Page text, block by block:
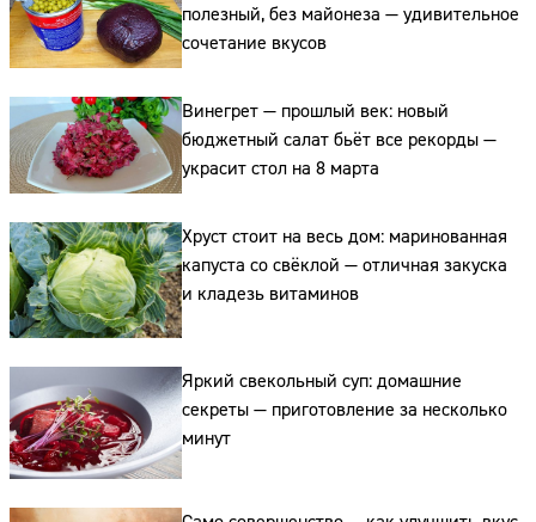
полезный, без майонеза — удивительное
сочетание вкусов
Винегрет — прошлый век: новый
бюджетный салат бьёт все рекорды —
украсит стол на 8 марта
Хруст стоит на весь дом: маринованная
капуста со свёклой — отличная закуска
и кладезь витаминов
Яркий свекольный суп: домашние
секреты — приготовление за несколько
минут
Сайт: